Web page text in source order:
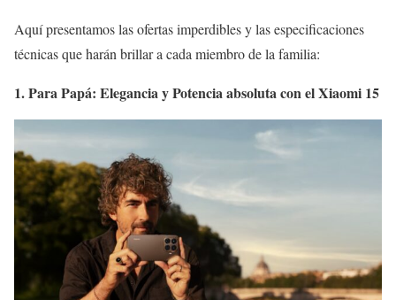
Aquí presentamos las ofertas imperdibles y las especificaciones
técnicas que harán brillar a cada miembro de la familia:
1. Para Papá: Elegancia y Potencia absoluta con el Xiaomi 15